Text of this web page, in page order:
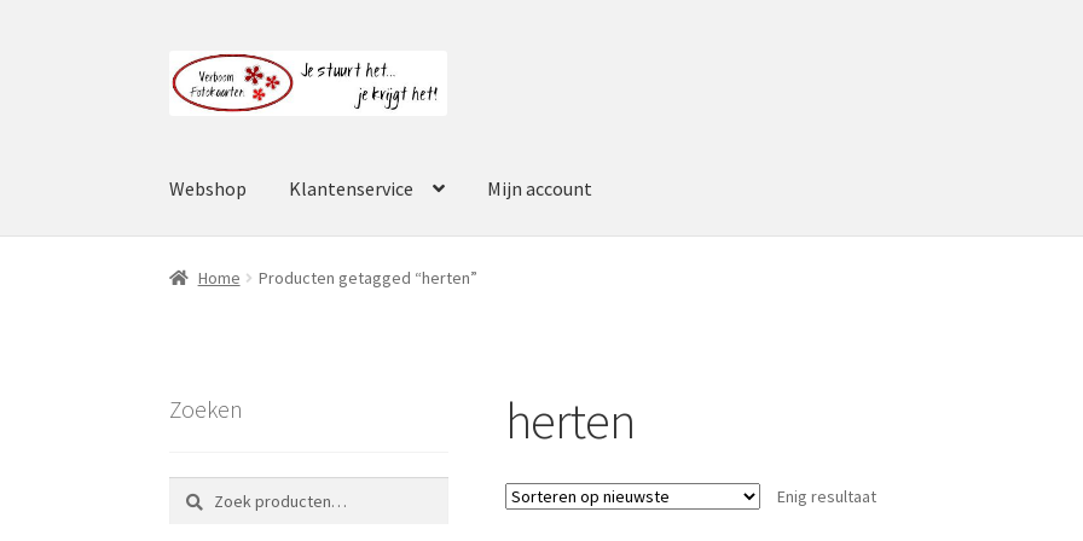
Ga
door
Ga
naar
Webshop Klantenservice Mijn account
Home Producten getagged “herten”
herten
Enig resultaat
Zoeken
Zoeken
naar:
Zoeken